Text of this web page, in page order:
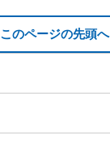
このページの先頭へ